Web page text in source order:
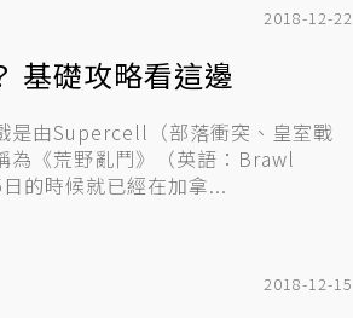
2018-12-22
基礎攻略看這邊
是由Supercell（部落衝突、皇室戰
為《荒野亂鬥》（英語：Brawl
的時候就已經在加拿...
2018-12-15